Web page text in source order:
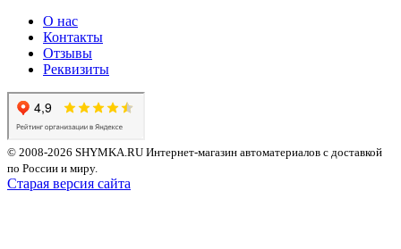
О нас
Контакты
Отзывы
Реквизиты
© 2008-2026 SHYMKA.RU Интернет-магазин автоматериалов с доставкой
по России и миру.
Старая версия сайта